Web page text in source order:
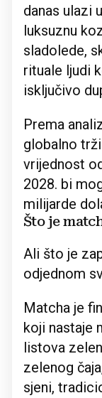
danas ulazi
luksuznu
sladolede,
rituale ljudi
isključivo
Prema
globalno
vrijednost
2028. bi
milijarde
Što je
Ali što je
odjednom
Matcha je
koji nastaje
listova
zelenog
sjeni,